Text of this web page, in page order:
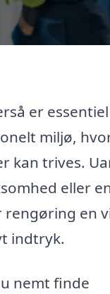
er
miljø,
kan trives.
eller
en
indtryk.
nemt finde